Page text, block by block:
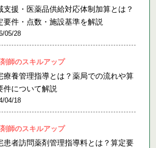
支援・医薬品供給対応体制加算とは？
要件・点数・施設基準を解説
05/28
師のスキルアップ
療養管理指導とは？薬局での流れや算
件について解説
04/18
師のスキルアップ
患者訪問薬剤管理指導料とは？算定要